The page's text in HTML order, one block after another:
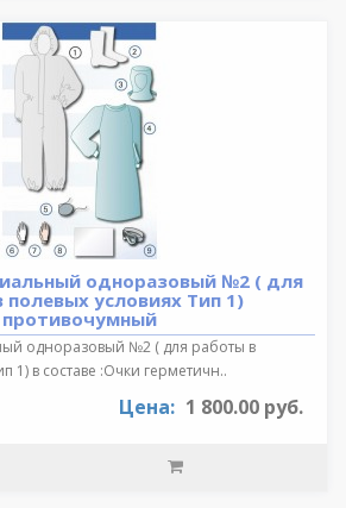
одноразовый №2 ( для
полевых условиях Тип 1)
противочумный
одноразовый №2 ( для работы в
1) в составе :Очки герметичн..
Цена: 1 800.00 руб.